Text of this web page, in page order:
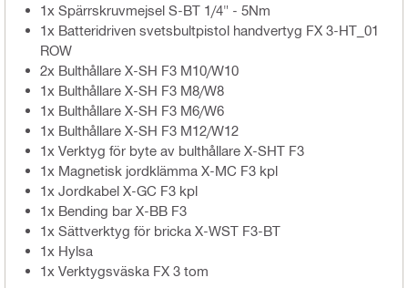
1x Spärrskruvmejsel S-BT 1/4" - 5Nm
1x Batteridriven svetsbultpistol handvertyg FX 3-HT_01
ROW
2x Bulthållare X-SH F3 M10/W10
1x Bulthållare X-SH F3 M8/W8
1x Bulthållare X-SH F3 M6/W6
1x Bulthållare X-SH F3 M12/W12
1x Verktyg för byte av bulthållare X-SHT F3
1x Magnetisk jordklämma X-MC F3 kpl
1x Jordkabel X-GC F3 kpl
1x Bending bar X-BB F3
1x Sättverktyg för bricka X-WST F3-BT
1x Hylsa
1x Verktygsväska FX 3 tom